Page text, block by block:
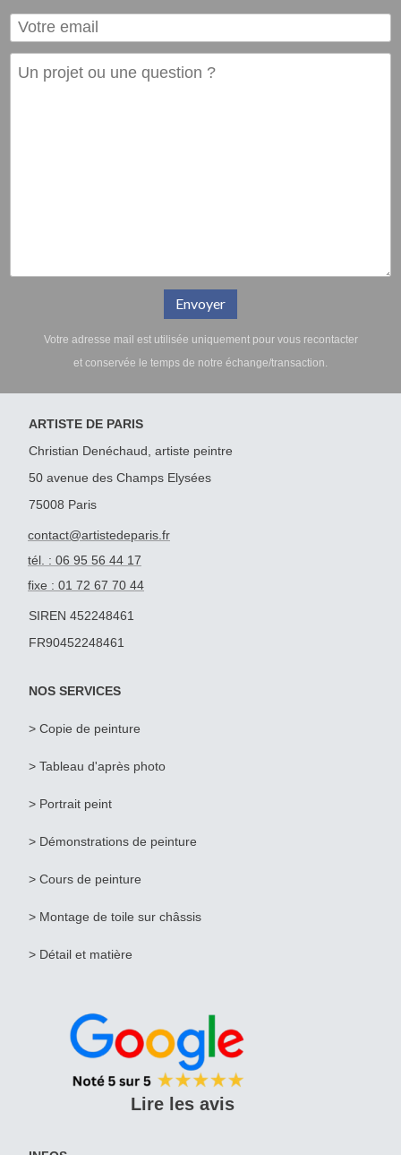
Envoyer
Votre adresse mail est utilisée uniquement pour vous recontacter
et conservée le temps de notre échange/transaction.
ARTISTE DE PARIS
Christian Denéchaud, artiste peintre
50 avenue des Champs Elysées
75008 Paris
contact@artistedeparis.fr
tél. : 06 95 56 44 17
fixe : 01 72 67 70 44
SIREN 452248461
FR90452248461
NOS SERVICES
> Copie de peinture
> Tableau d'après photo
> Portrait peint
> Démonstrations de peinture
> Cours de peinture
> Montage de toile sur châssis
> Détail et matière
Lire les avis